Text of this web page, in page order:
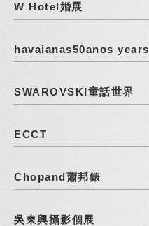
W Hotel婚展
havaianas50anos years
SWAROVSKI童話世界
ECCT
Chopand蕭邦錶
吳東興攝影個展